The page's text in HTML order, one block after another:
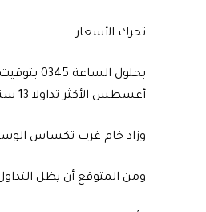
تحرك الأسعار
أغسطس الأكثر تداولا 13 سنتا إلى 81.97 دولار للبرميل.
وزاد خام غرب تكساس الوسيط 21 سنتا إلى 77.93 دولار
ومن المتوقع أن يظل